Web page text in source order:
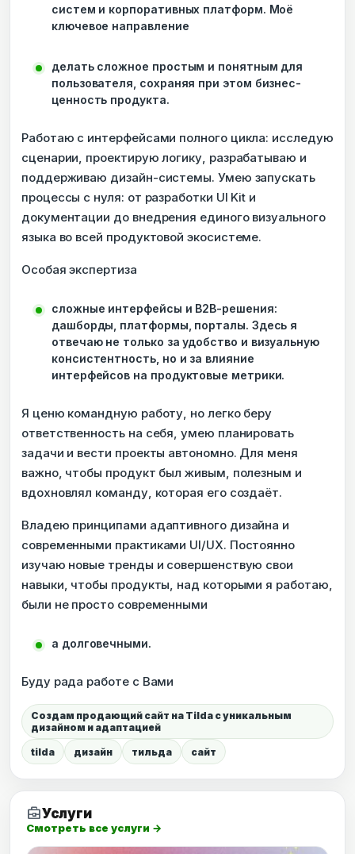
систем и корпоративных платформ. Моё
ключевое направление
делать сложное простым и понятным для
пользователя, сохраняя при этом бизнес-
ценность продукта.
Работаю с интерфейсами полного цикла: исследую
сценарии, проектирую логику, разрабатываю и
поддерживаю дизайн-системы. Умею запускать
процессы с нуля: от разработки UI Kit и
документации до внедрения единого визуального
языка во всей продуктовой экосистеме.
Особая экспертиза
сложные интерфейсы и B2B-решения:
дашборды, платформы, порталы. Здесь я
отвечаю не только за удобство и визуальную
консистентность, но и за влияние
интерфейсов на продуктовые метрики.
Я ценю командную работу, но легко беру
ответственность на себя, умею планировать
задачи и вести проекты автономно. Для меня
важно, чтобы продукт был живым, полезным и
вдохновлял команду, которая его создаёт.
Владею принципами адаптивного дизайна и
современными практиками UI/UX. Постоянно
изучаю новые тренды и совершенствую свои
навыки, чтобы продукты, над которыми я работаю,
были не просто современными
а долговечными.
Буду рада работе с Вами
Создам продающий сайт на Tilda с уникальным
дизайном и адаптацией
tilda дизайн тильда сайт
business_centerУслуги
Смотреть все услуги →